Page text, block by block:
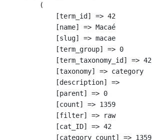
        (
            [term_id] => 42
            [name] => Macaé
            [slug] => macae
            [term_group] => 0
            [term_taxonomy_id] => 42
            [taxonomy] => category
            [description] =>
            [parent] => 0
            [count] => 1359
            [filter] => raw
            [cat_ID] => 42
            [category_count] => 1359